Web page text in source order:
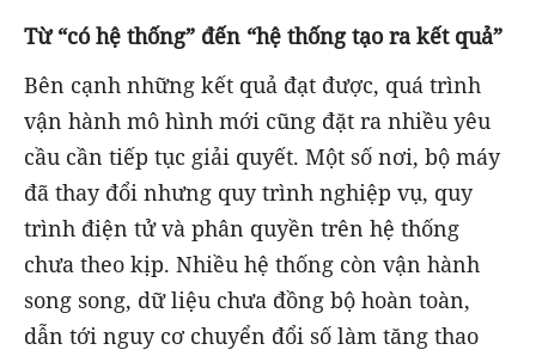
Từ “có hệ thống” đến “hệ thống tạo ra kết quả”
Bên cạnh những kết quả đạt được, quá trình
vận hành mô hình mới cũng đặt ra nhiều yêu
cầu cần tiếp tục giải quyết. Một số nơi, bộ máy
đã thay đổi nhưng quy trình nghiệp vụ, quy
trình điện tử và phân quyền trên hệ thống
chưa theo kịp. Nhiều hệ thống còn vận hành
song song, dữ liệu chưa đồng bộ hoàn toàn,
dẫn tới nguy cơ chuyển đổi số làm tăng thao